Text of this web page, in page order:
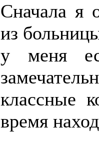
Сначала я
из
у меня
классные
время